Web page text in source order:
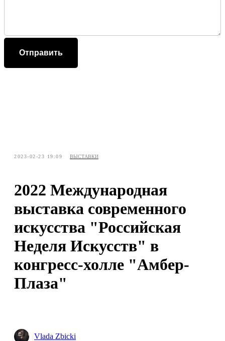
Отправить
2023-02-23 19:09 ВЫСТАВКИ
2022 Международная
выставка современного
искусства "Российская
Неделя Искусств" в
конгресс-холле "Амбер-
Плаза"
Vlada Zbicki